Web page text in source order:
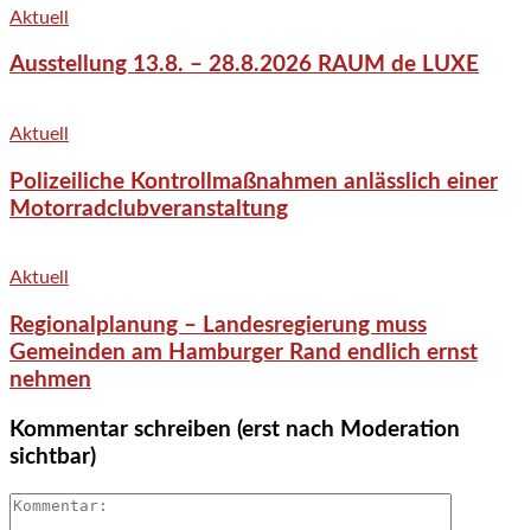
Aktuell
Ausstellung 13.8. – 28.8.2026 RAUM de LUXE
Aktuell
Polizeiliche Kontrollmaßnahmen anlässlich einer
Motorradclubveranstaltung
Aktuell
Regionalplanung – Landesregierung muss
Gemeinden am Hamburger Rand endlich ernst
nehmen
Kommentar schreiben (erst nach Moderation
sichtbar)